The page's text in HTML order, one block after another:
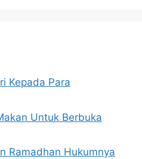
Kepada Para
Untuk Berbuka
Ramadhan Hukumnya